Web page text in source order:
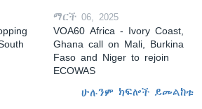
ማርች 06, 2025
VOA60 Africa - Ivory Coast,
Ghana call on Mali, Burkina
Faso and Niger to rejoin
ECOWAS
ሁሉንም ክፍሎች ይመልከቱ